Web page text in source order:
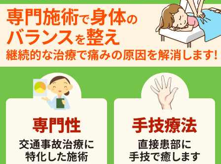
専門施術で身体の
バランスを整え
継続的な治療で痛みの原因を解消します!
専門性
交通事故治療に
特化した施術
手技療法
直接患部に
手技で癒します